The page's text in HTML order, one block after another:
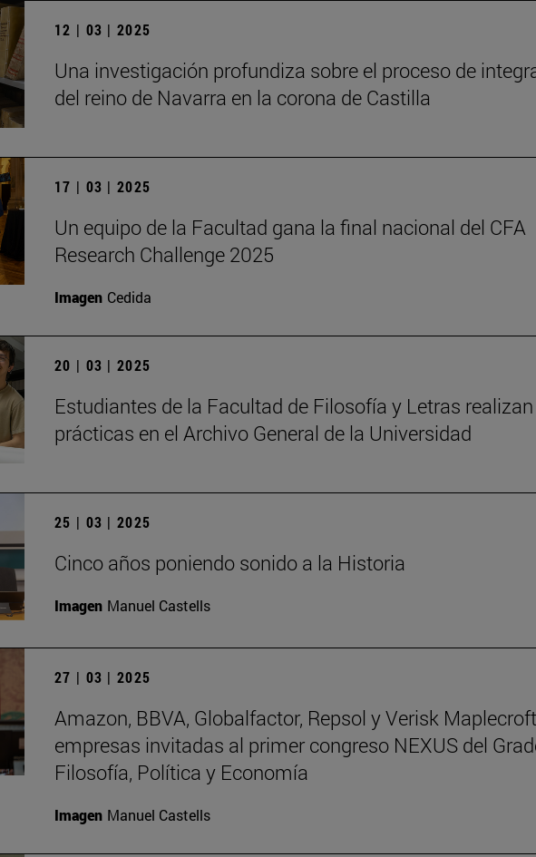
12 | 03 | 2025
Una investigación profundiza sobre el proceso de
del reino de Navarra en la corona de Castilla
17 | 03 | 2025
Un equipo de la Facultad gana la final nacional del CFA
Research Challenge 2025
Imagen Cedida
20 | 03 | 2025
Estudiantes de la Facultad de Filosofía y Letras realizan
prácticas en el Archivo General de la Universidad
25 | 03 | 2025
Cinco años poniendo sonido a la Historia
Imagen Manuel Castells
27 | 03 | 2025
Amazon, BBVA, Globalfactor, Repsol y Verisk
empresas invitadas al primer congreso NEXUS del
Filosofía, Política y Economía
Imagen Manuel Castells